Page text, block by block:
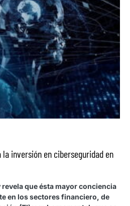
la inversión en ciberseguridad en
que ésta mayor conciencia
en los sectores financiero, de